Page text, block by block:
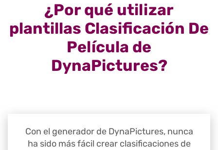
¿Por qué utilizar
plantillas Clasificación De
Película de
DynaPictures?
Con el generador de DynaPictures, nunca
ha sido más fácil crear clasificaciones de